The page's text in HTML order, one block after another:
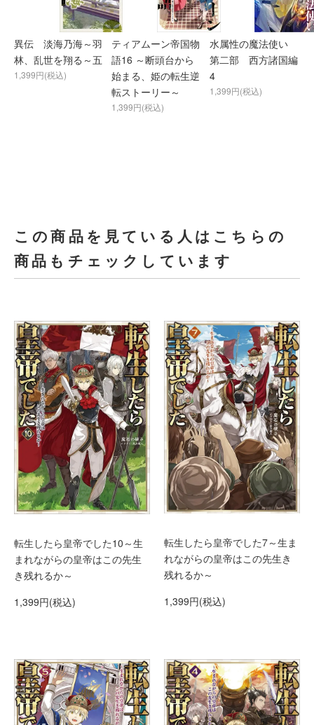
異伝 淡海乃海～羽
林、乱世を翔る～五
1,399円(税込)
ティアムーン帝国物
語16 ～断頭台から
始まる、姫の転生逆
転ストーリー～
1,399円(税込)
水属性の魔法使い
第二部 西方諸国編
4
1,399円(税込)
この商品を見ている人はこちらの
商品もチェックしています
転生したら皇帝でした10～生
まれながらの皇帝はこの先生
き残れるか～
1,399円(税込)
転生したら皇帝でした7～生ま
れながらの皇帝はこの先生き
残れるか～
1,399円(税込)